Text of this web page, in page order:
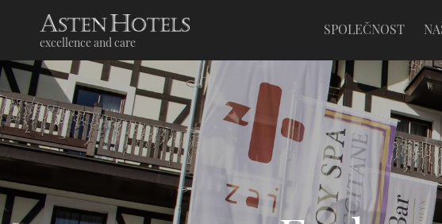
excellence and care
SPOLEČNOST